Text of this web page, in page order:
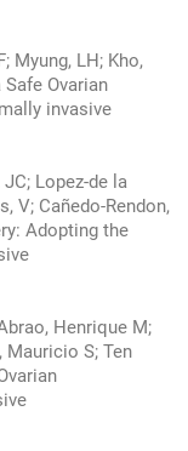
Myung, LH; Kho,
Ovarian
invasive
Lopez-de la
V; Cañedo-Rendon,
Adopting the
Henrique M;
Mauricio S; Ten